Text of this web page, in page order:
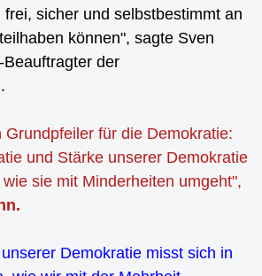
sicher und selbstbestimmt an
können", sagte Sven
der
Grundpfeiler für die Demokratie:
und Stärke unserer Demokratie
sie mit Minderheiten umgeht",
Demokratie misst sich in